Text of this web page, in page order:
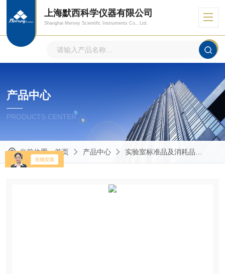
上海默西科学仪器有限公司
Shanghai Mersey Scientific Instruments Co., Ltd.
产品中心
PRODUCTS CENTER
当前位置：首页 产品中心 实验室标准品及消耗品